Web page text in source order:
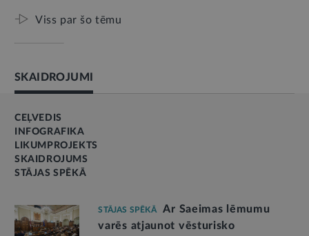
Viss par šo tēmu
SKAIDROJUMI
CEĻVEDIS
INFOGRAFIKA
LIKUMPROJEKTS
SKAIDROJUMS
STĀJAS SPĒKĀ
STĀJAS SPĒKĀ
Ar Saeimas lēmumu
varēs atjaunot vēsturisko